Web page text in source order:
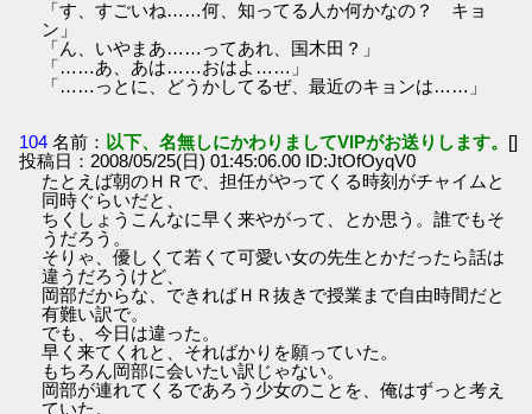
「す、すごいね……何、知ってる人か何かなの？ キョ
ン」
「ん、いやまあ……ってあれ、国木田？」
「……あ、あは……おはよ……」
「……っとに、どうかしてるぜ、最近のキョンは……」
104 名前： 以下、名無しにかわりましてVIPがお送りします。 []
投稿日：2008/05/25(日) 01:45:06.00 ID:JtOfOyqV0
たとえば朝のＨＲで、担任がやってくる時刻がチャイムと
同時ぐらいだと、
ちくしょうこんなに早く来やがって、とか思う。誰でもそ
うだろう。
そりゃ、優しくて若くて可愛い女の先生とかだったら話は
違うだろうけど、
岡部だからな、できればＨＲ抜きで授業まで自由時間だと
有難い訳で。
でも、今日は違った。
早く来てくれと、そればかりを願っていた。
もちろん岡部に会いたい訳じゃない。
岡部が連れてくるであろう少女のことを、俺はずっと考え
ていた。